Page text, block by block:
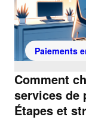
Paiements
Comment
services de
Étapes et